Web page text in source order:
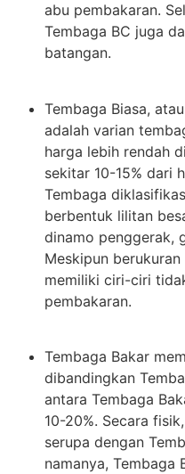
abu pembakaran.
Tembaga BC juga
batangan.
Tembaga Biasa,
adalah varian
harga lebih rendah
sekitar 10-15% dari
Tembaga
berbentuk lilitan
dinamo penggerak,
Meskipun
memiliki ciri-ciri
pembakaran.
Tembaga Bakar
dibandingkan
antara Tembaga
10-20%. Secara
serupa dengan
namanya, Tembaga